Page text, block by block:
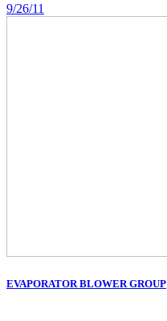
9/26/11
EVAPORATOR BLOWER GROUP